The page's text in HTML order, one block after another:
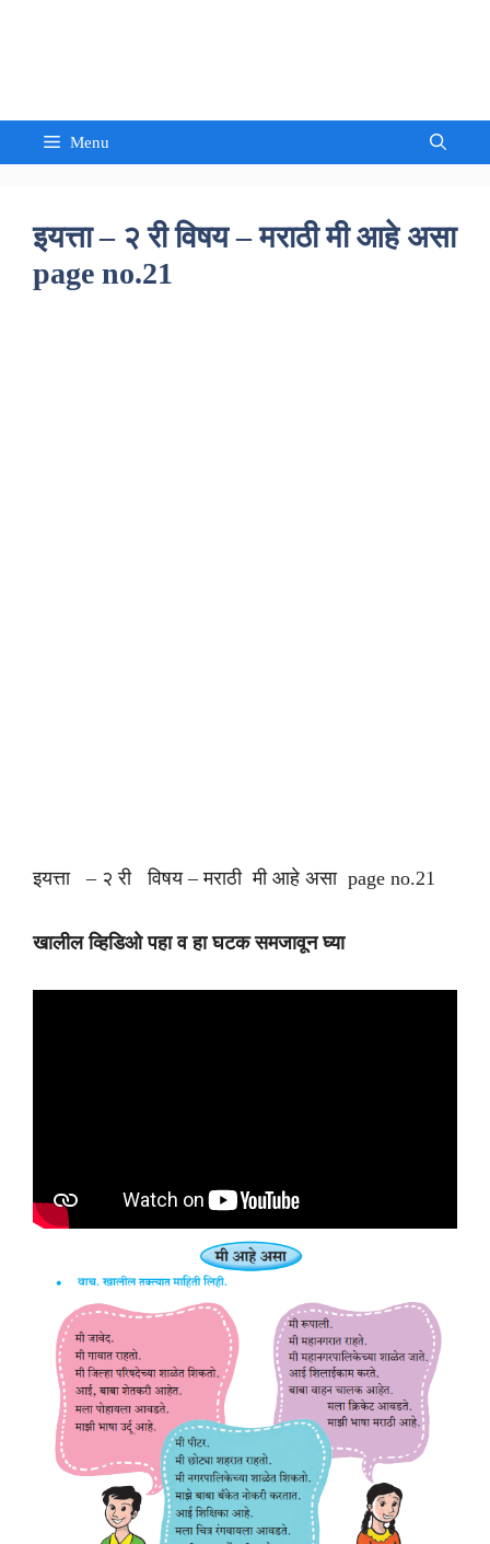
Menu
इयत्ता – २ री विषय – मराठी मी आहे असा
page no.21
इयत्ता – २ री विषय – मराठी मी आहे असा page no.21
खालील व्हिडिओ पहा व हा घटक समजावून घ्या